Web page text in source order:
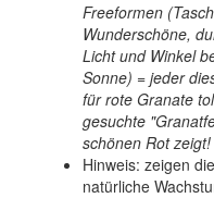
Freeformen
Wunderschöne,
Licht und Winkel
Sonne) = jeder
für rote Granate
gesuchte
schönen Rot zeigt!
Hinweis: zeigen
natürliche